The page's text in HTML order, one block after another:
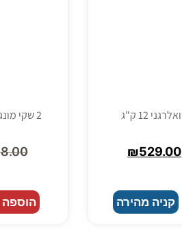
₪529.00
קניה מהירה
2 שקי מונג' כבש לכלב בוגר 12 ק"ג